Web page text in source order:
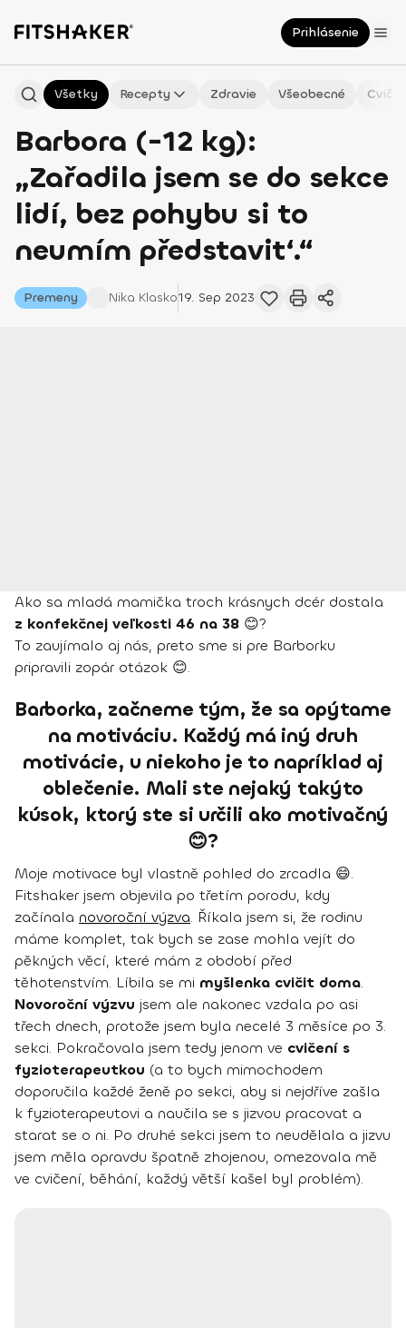
Prihlásenie
Všetky Recepty Zdravie Všeobecné
Barbora (-12 kg):
„Zařadila jsem se do sekce
lidí‚ bez pohybu si to
neumím představit‘.“
Premeny Nika Klasko19. Sep 2023
Ako sa mladá mamička troch krásnych dcér dostala
z konfekčnej veľkosti 46 na 38 😊?
To zaujímalo aj nás, preto sme si pre Barborku
pripravili zopár otázok 😊.
Barborka, začneme tým, že sa opýtame
na motiváciu. Každý má iný druh
motivácie, u niekoho je to napríklad aj
oblečenie. Mali ste nejaký takýto
kúsok, ktorý ste si určili ako motivačný
😊?
Moje motivace byl vlastně pohled do zrcadla 😄.
Fitshaker jsem objevila po třetím porodu, kdy
začínala novoroční výzva. Říkala jsem si, že rodinu
máme komplet, tak bych se zase mohla vejít do
pěkných věcí, které mám z období před
těhotenstvím. Líbila se mi myšlenka cvičit doma.
Novoroční výzvu jsem ale nakonec vzdala po asi
třech dnech, protože jsem byla necelé 3 měsíce po 3.
sekci. Pokračovala jsem tedy jenom ve cvičení s
fyzioterapeutkou (a to bych mimochodem
doporučila každé ženě po sekci, aby si nejdříve zašla
k fyzioterapeutovi a naučila se s jizvou pracovat a
starat se o ni. Po druhé sekci jsem to neudělala a jizvu
jsem měla opravdu špatně zhojenou, omezovala mě
ve cvičení, běhání, každý větší kašel byl problém).